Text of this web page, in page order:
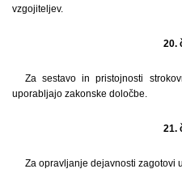
vzgojiteljev.
20.
Za sestavo in pristojnosti
uporabljajo zakonske določbe.
21.
Za opravljanje dejavnosti zagotovi